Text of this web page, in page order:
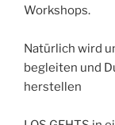
Workshops.
Natürlich wird
begleiten und
herstellen